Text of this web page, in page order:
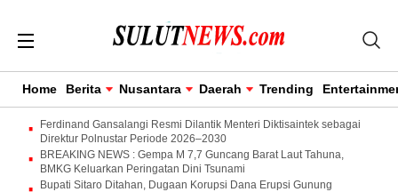
Home Berita Nusantara Daerah Trending
Ferdinand Gansalangi Resmi Dilantik Menteri Diktisaintek sebagai
Direktur Polnustar Periode 2026–2030
BREAKING NEWS : Gempa M 7,7 Guncang Barat Laut Tahuna,
BMKG Keluarkan Peringatan Dini Tsunami
Bupati Sitaro Ditahan, Dugaan Korupsi Dana Erupsi Gunung